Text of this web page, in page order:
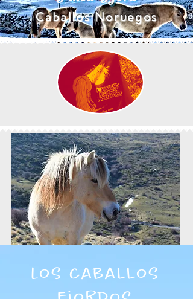
Caballos Noruegos
Los caballos